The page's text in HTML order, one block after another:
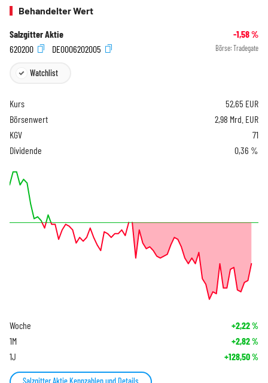
Behandelter Wert
Salzgitter Aktie -1,58%
620200
DE0006202005 Börse: Tradegate
Watchlist
Kurs 52,65 EUR
Börsenwert
2,98 Mrd. EUR
KGV
71
Dividende
0,36 %
Woche +2,22%
1M +2,82%
1J +128,50%